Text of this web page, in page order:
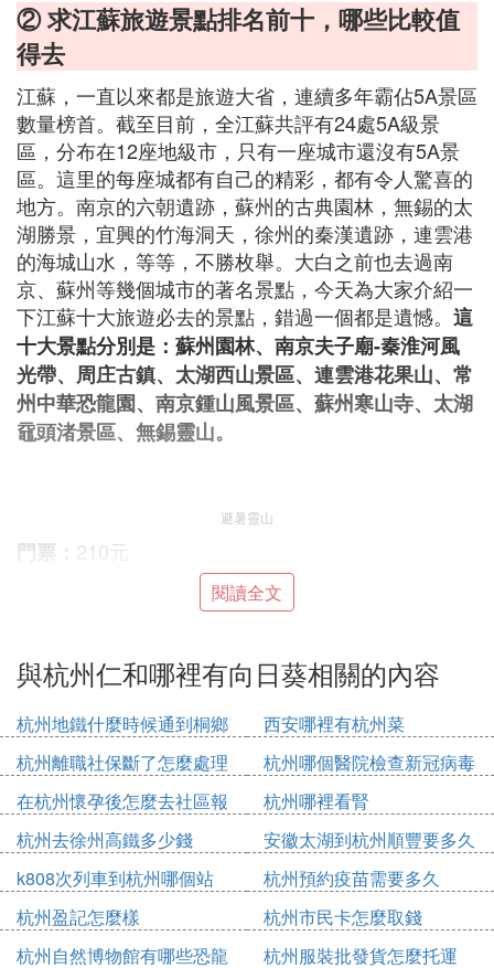
② 求江蘇旅遊景點排名前十，哪些比較值
得去
江蘇，一直以來都是旅遊大省，連續多年霸佔5A景區
數量榜首。截至目前，全江蘇共評有24處5A級景
區，分布在12座地級市，只有一座城市還沒有5A景
區。這里的每座城都有自己的精彩，都有令人驚喜的
地方。南京的六朝遺跡，蘇州的古典園林，無錫的太
湖勝景，宜興的竹海洞天，徐州的秦漢遺跡，連雲港
的海城山水，等等，不勝枚舉。大白之前也去過南
京、蘇州等幾個城市的著名景點，今天為大家介紹一
下江蘇十大旅遊必去的景點，錯過一個都是遺憾。 這
十大景點分別是：蘇州園林、南京夫子廟-秦淮河風
光帶、周庄古鎮、太湖西山景區、連雲港花果山、常
州中華恐龍園、南京鍾山風景區、蘇州寒山寺、太湖
黿頭渚景區、無錫靈山。
避暑靈山
門票： 210元
7點-17點30分
旅遊路線（避暑強推）：靈山幻境——靈山大佛——
祈福敲鍾——仙橋航漂
注意事項：（1）門票：暑期套餐：靈山幻境+銅鑒湖
遊船+觀光車=99元；仙橋航漂+觀光車=99元；靈山
幻境+仙橋航漂+觀光車=138元；靈山幻境+仙橋航漂
+叢林穿越+天坑魔網+觀光車=199元；靈山幻境+卡
丁車（雙人）+彩色滑道（1次）+觀光車=258元；
（2）8.31前，初、高中畢業生持准考證可免靈山幻
境&仙橋洞門票；（3）觀光車：單獨購買30元/人，
可多次搭乘，三個站點：遊客中心停車場、靈山幻
境、仙橋洞，個人建議觀光車還是有必要的，買完票
閱讀全文
與杭州仁和哪裡有向日葵相關的內容
杭州地鐵什麼時候通到桐鄉
西安哪裡有杭州菜
杭州離職社保斷了怎麼處理
杭州哪個醫院檢查新冠病毒
在杭州懷孕後怎麼去社區報
備
杭州哪裡看腎
杭州去徐州高鐵多少錢
安徽太湖到杭州順豐要多久
k808次列車到杭州哪個站
杭州預約疫苗需要多久
杭州盈記怎麼樣
杭州市民卡怎麼取錢
杭州自然博物館有哪些恐龍
杭州服裝批發貨怎麼托運